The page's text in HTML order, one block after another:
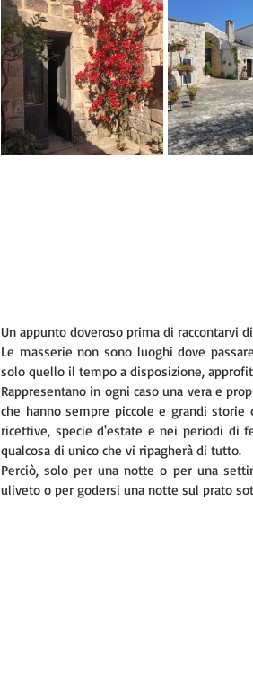
Un appunto doveroso prima di raccontarvi
Le masserie non sono luoghi dove
solo quello il tempo a disposizione,
Rappresentano in ogni caso una vera e
che hanno sempre piccole e grandi
ricettive, specie d'estate e nei periodi di
qualcosa di unico che vi ripagherà di tutto.
Perciò, solo per una notte o per una
uliveto o per godersi una notte sul prato